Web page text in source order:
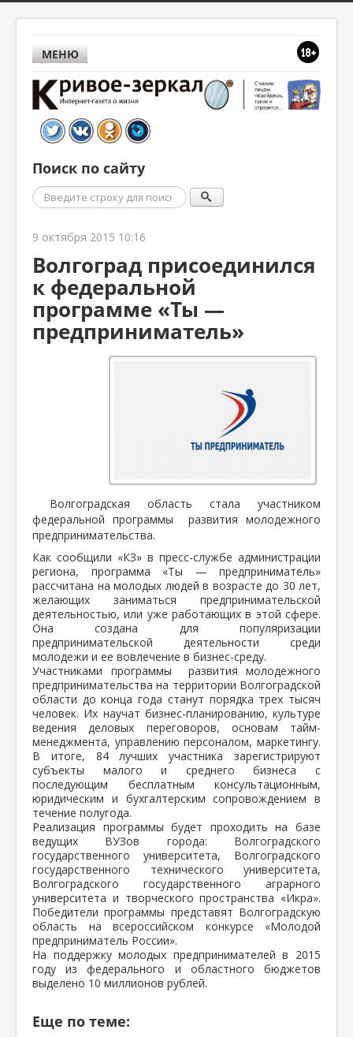
МЕНЮ
Поиск по сайту
Поиск
9 октября 2015 10:16
Волгоград присоединился
к федеральной
программе «Ты —
предприниматель»
Волгоградская область стала участником
федеральной программы развития молодежного
предпринимательства.
Как сообщили «КЗ» в пресс-службе администрации
региона, программа «Ты — предприниматель»
рассчитана на молодых людей в возрасте до 30 лет,
желающих заниматься предпринимательской
деятельностью, или уже работающих в этой сфере.
Она создана для популяризации
предпринимательской деятельности среди
молодежи и ее вовлечение в бизнес-среду.
Участниками программы развития молодежного
предпринимательства на территории Волгоградской
области до конца года станут порядка трех тысяч
человек. Их научат бизнес-планированию, культуре
ведения деловых переговоров, основам тайм-
менеджмента, управлению персоналом, маркетингу.
В итоге, 84 лучших участника зарегистрируют
субъекты малого и среднего бизнеса с
последующим бесплатным консультационным,
юридическим и бухгалтерским сопровождением в
течение полугода.
Реализация программы будет проходить на базе
ведущих ВУЗов города: Волгоградского
государственного университета, Волгоградского
государственного технического университета,
Волгоградского государственного аграрного
университета и творческого пространства «Икра».
Победители программы представят Волгоградскую
область на всероссийском конкурсе «Молодой
предприниматель России».
На поддержку молодых предпринимателей в 2015
году из федерального и областного бюджетов
выделено 10 миллионов рублей.
Еще по теме: